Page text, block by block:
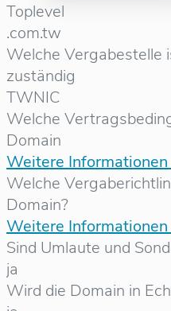
Toplevel
.com.tw
Welche Vergabestelle
zuständig
TWNIC
Welche
Domain
Weitere Informationen
Welche
Domain?
Weitere Informationen
Sind Umlaute und
ja
Wird die Domain in